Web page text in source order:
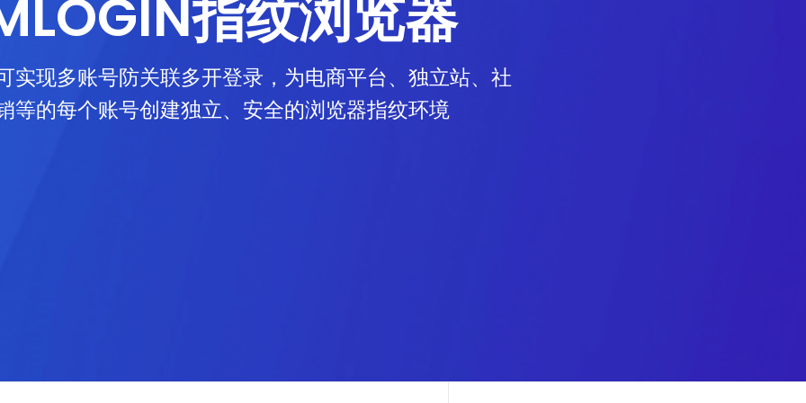
指纹浏览器
实现多账号防关联多开登录，为电商平台、独立站、社
等的每个账号创建独立、安全的浏览器指纹环境